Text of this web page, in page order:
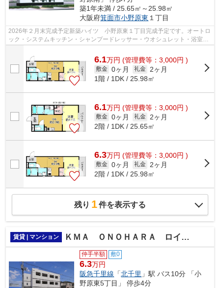
築1年未満 / 25.65㎡～25.98㎡
大阪府箕面市小野原東 １丁目
2026年２月末完成予定新築ハイツ 小野原東１丁目完成予定です。オートロ
ック・システムキッチン・シャンプードレッサー・ウオシュレット・浴室乾
6.1万円 (管理費等：3,000円 )
敷金 0ヶ月 礼金
2ヶ月
1階 / 1DK / 25.98㎡
6.1万円 (管理費等：3,000円 )
敷金 0ヶ月 礼金
2ヶ月
2階 / 1DK / 25.65㎡
6.3万円 (管理費等：3,000円 )
敷金 0ヶ月 礼金
2ヶ月
2階 / 1DK / 25.98㎡
残り 1件を表示する
賃貸 | マンション ＫＭＡ ＯＮＯＨＡＲＡ ロイヤルガーデンⅡ
仲手半額 敷0
6.3万円
阪急千里線 「北千里 」駅 バス10分 「小
野原東5丁目」 停歩4分